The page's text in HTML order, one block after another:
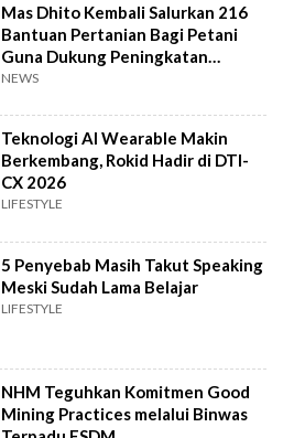
Mas Dhito Kembali Salurkan 216
Bantuan Pertanian Bagi Petani
Guna Dukung Peningkatan
Produksi
NEWS
Teknologi AI Wearable Makin
Berkembang, Rokid Hadir di DTI-
CX 2026
LIFESTYLE
5 Penyebab Masih Takut Speaking
Meski Sudah Lama Belajar
LIFESTYLE
NHM Teguhkan Komitmen Good
Mining Practices melalui Binwas